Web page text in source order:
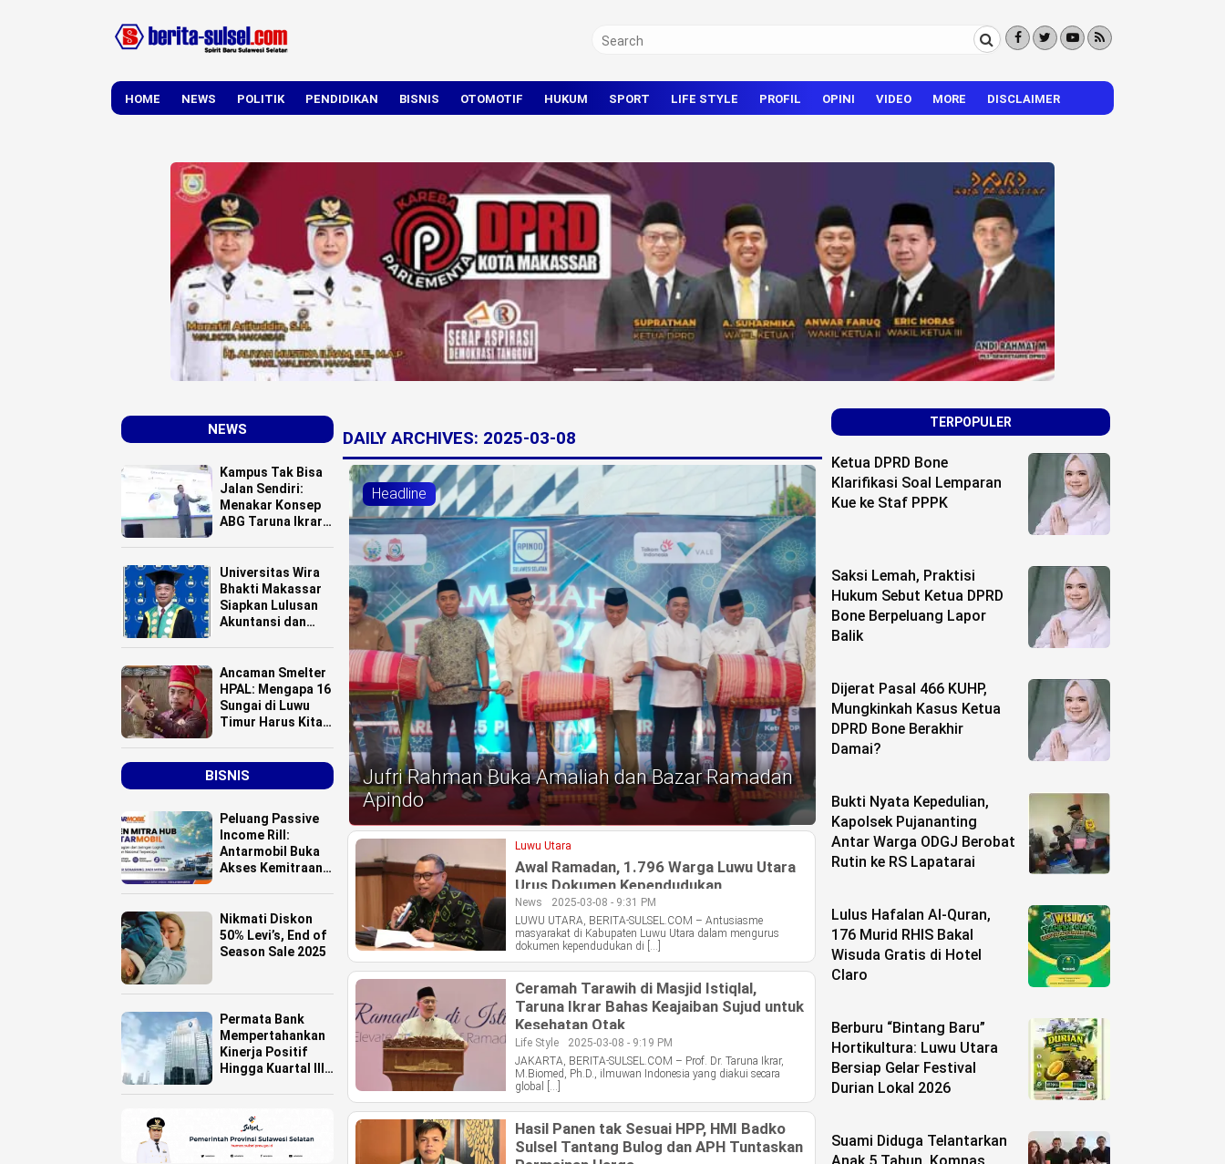
HOME NEWS POLITIK PENDIDIKAN BISNIS OTOMOTIF HUKUM SPORT LIFE STYLE PROFIL OPINI VIDEO MORE DISCLAIMER
NEWS
Kampus Tak Bisa
Jalan Sendiri:
Menakar Konsep
ABG Taruna Ikrar
Universitas Wira
Bhakti Makassar
Siapkan Lulusan
Akuntansi dan
Ancaman Smelter
HPAL: Mengapa 16
Sungai di Luwu
Timur Harus Kita
BISNIS
Peluang Passive
Income Rill:
Antarmobil Buka
Akses Kemitraan
Lahan se-
Indonesia
Nikmati Diskon
50% Levi’s, End of
Season Sale 2025
Permata Bank
Mempertahankan
Kinerja Positif
Hingga Kuartal III
DAILY ARCHIVES: 2025-03-08
Headline
Jufri Rahman Buka Amaliah dan Bazar Ramadan
Apindo
Luwu Utara
Awal Ramadan, 1.796 Warga Luwu Utara
Urus Dokumen Kependudukan
News
2025-03-08 - 9:31 PM
LUWU UTARA, BERITA-SULSEL.COM – Antusiasme
masyarakat di Kabupaten Luwu Utara dalam mengurus
dokumen kependudukan di […]
Ceramah Tarawih di Masjid Istiqlal,
Taruna Ikrar Bahas Keajaiban Sujud untuk
Kesehatan Otak
Life Style
2025-03-08 - 9:19 PM
JAKARTA, BERITA-SULSEL.COM – Prof. Dr. Taruna Ikrar,
M.Biomed, Ph.D., ilmuwan Indonesia yang diakui secara
global […]
Hasil Panen tak Sesuai HPP, HMI Badko
Sulsel Tantang Bulog dan APH Tuntaskan
TERPOPULER
Ketua DPRD Bone
Klarifikasi Soal Lemparan
Kue ke Staf PPPK
Saksi Lemah, Praktisi
Hukum Sebut Ketua DPRD
Bone Berpeluang Lapor
Balik
Dijerat Pasal 466 KUHP,
Mungkinkah Kasus Ketua
DPRD Bone Berakhir
Damai?
Bukti Nyata Kepedulian,
Kapolsek Pujananting
Antar Warga ODGJ Berobat
Rutin ke RS Lapatarai
Lulus Hafalan Al-Quran,
176 Murid RHIS Bakal
Wisuda Gratis di Hotel
Claro
Berburu “Bintang Baru”
Hortikultura: Luwu Utara
Bersiap Gelar Festival
Durian Lokal 2026
Suami Diduga Telantarkan